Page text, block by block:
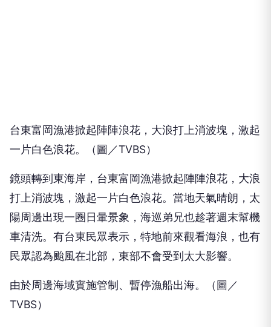
台東富岡漁港掀起陣陣浪花，大浪打上消波塊，激起
一片白色浪花。（圖／TVBS）
鏡頭轉到東海岸，台東富岡漁港掀起陣陣浪花，大浪
打上消波塊，激起一片白色浪花。當地天氣晴朗，太
陽周邊出現一圈日暈景象，海巡弟兄也趁著週末幫機
車清洗。有台東民眾表示，特地前來觀看海浪，也有
民眾認為颱風在北部，東部不會受到太大影響。
由於周邊海域實施管制、暫停漁船出海。（圖／
TVBS）